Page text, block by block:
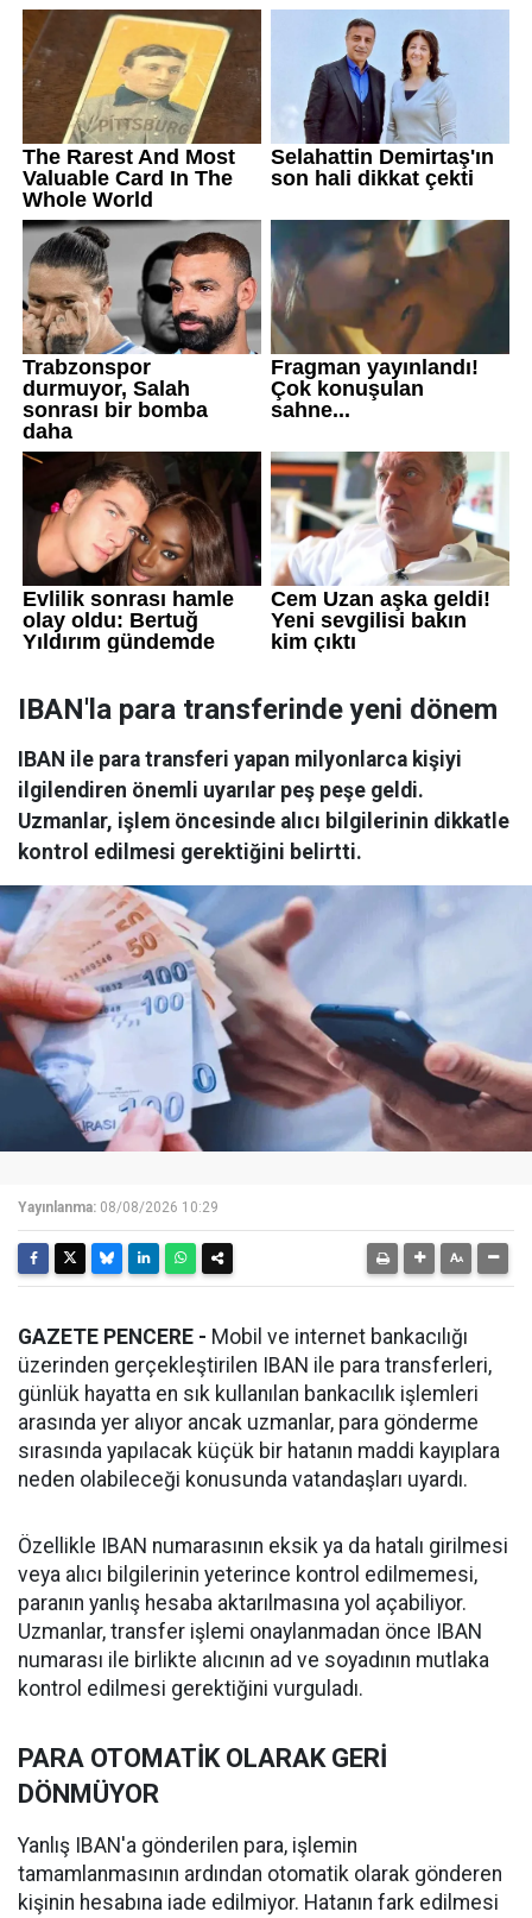
IBAN'la para transferinde yeni dönem
IBAN ile para transferi yapan milyonlarca kişiyi
ilgilendiren önemli uyarılar peş peşe geldi.
Uzmanlar, işlem öncesinde alıcı bilgilerinin dikkatle
kontrol edilmesi gerektiğini belirtti.
Yayınlanma: 08/08/2026 10:29
GAZETE PENCERE - Mobil ve internet bankacılığı
üzerinden gerçekleştirilen IBAN ile para transferleri,
günlük hayatta en sık kullanılan bankacılık işlemleri
arasında yer alıyor ancak uzmanlar, para gönderme
sırasında yapılacak küçük bir hatanın maddi kayıplara
neden olabileceği konusunda vatandaşları uyardı.
Özellikle IBAN numarasının eksik ya da hatalı girilmesi
veya alıcı bilgilerinin yeterince kontrol edilmemesi,
paranın yanlış hesaba aktarılmasına yol açabiliyor.
Uzmanlar, transfer işlemi onaylanmadan önce IBAN
numarası ile birlikte alıcının ad ve soyadının mutlaka
kontrol edilmesi gerektiğini vurguladı.
PARA OTOMATİK OLARAK GERİ
DÖNMÜYOR
Yanlış IBAN'a gönderilen para, işlemin
tamamlanmasının ardından otomatik olarak gönderen
kişinin hesabına iade edilmiyor. Hatanın fark edilmesi